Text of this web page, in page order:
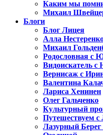
Каким мы
Михаил
Блоги
Блог Лицея
Алла
Михаил
Родословная с
Видоискатель
Вернисаж с
Валентина
Лариса Хенинен
Олег Гальченко
Культурный
Путешествуем
Лазурный Берег